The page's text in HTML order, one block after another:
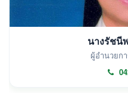
นางรัชนี
ผู้อำนวยก